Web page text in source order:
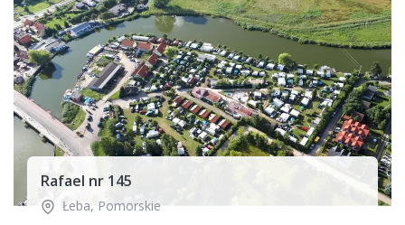
Rafael nr 145
Łeba, Pomorskie